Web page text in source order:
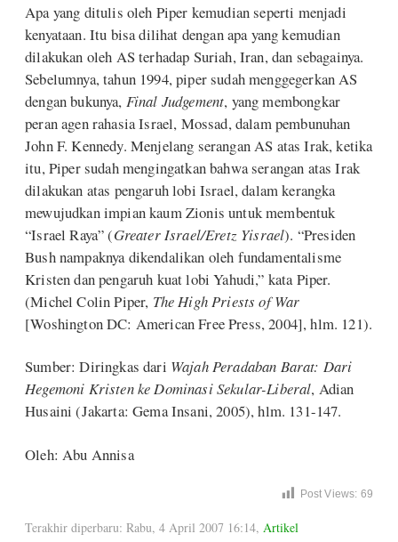
Apa yang ditulis oleh Piper kemudian seperti menjadi
kenyataan. Itu bisa dilihat dengan apa yang kemudian
dilakukan oleh AS terhadap Suriah, Iran, dan sebagainya.
Sebelumnya, tahun 1994, piper sudah menggegerkan AS
dengan bukunya, Final Judgement, yang membongkar
peran agen rahasia Israel, Mossad, dalam pembunuhan
John F. Kennedy. Menjelang serangan AS atas Irak, ketika
itu, Piper sudah mengingatkan bahwa serangan atas Irak
dilakukan atas pengaruh lobi Israel, dalam kerangka
mewujudkan impian kaum Zionis untuk membentuk
“Israel Raya” (Greater Israel/Eretz Yisrael). “Presiden
Bush nampaknya dikendalikan oleh fundamentalisme
Kristen dan pengaruh kuat lobi Yahudi,” kata Piper.
(Michel Colin Piper, The High Priests of War
[Woshington DC: American Free Press, 2004], hlm. 121).
Sumber: Diringkas dari Wajah Peradaban Barat: Dari
Hegemoni Kristen ke Dominasi Sekular-Liberal, Adian
Husaini (Jakarta: Gema Insani, 2005), hlm. 131-147.
Oleh: Abu Annisa
Post Views: 69
Terakhir diperbaru: Rabu, 4 April 2007 16:14, Artikel